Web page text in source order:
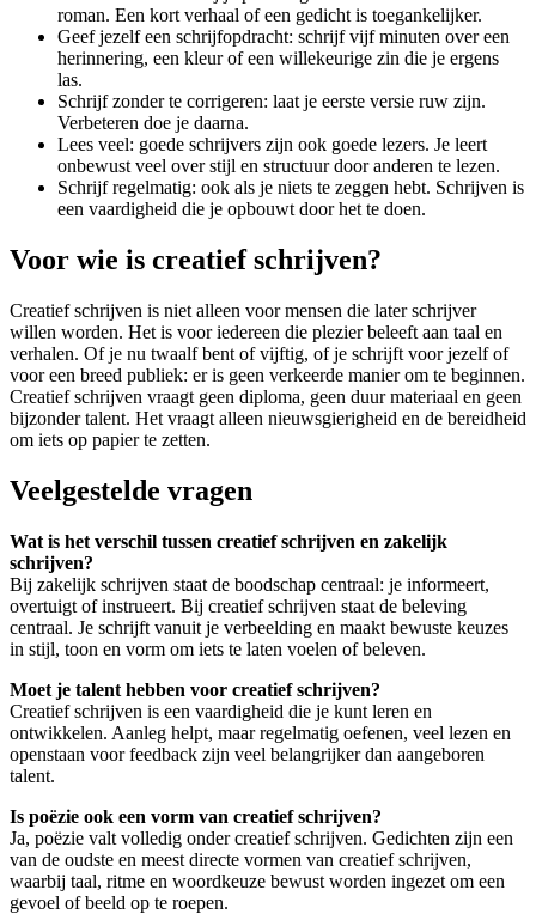
roman. Een kort verhaal of een gedicht is toegankelijker.
Geef jezelf een schrijfopdracht: schrijf vijf minuten over een
herinnering, een kleur of een willekeurige zin die je ergens
las.
Schrijf zonder te corrigeren: laat je eerste versie ruw zijn.
Verbeteren doe je daarna.
Lees veel: goede schrijvers zijn ook goede lezers. Je leert
onbewust veel over stijl en structuur door anderen te lezen.
Schrijf regelmatig: ook als je niets te zeggen hebt. Schrijven is
een vaardigheid die je opbouwt door het te doen.
Voor wie is creatief schrijven?
Creatief schrijven is niet alleen voor mensen die later schrijver
willen worden. Het is voor iedereen die plezier beleeft aan taal en
verhalen. Of je nu twaalf bent of vijftig, of je schrijft voor jezelf of
voor een breed publiek: er is geen verkeerde manier om te beginnen.
Creatief schrijven vraagt geen diploma, geen duur materiaal en geen
bijzonder talent. Het vraagt alleen nieuwsgierigheid en de bereidheid
om iets op papier te zetten.
Veelgestelde vragen
Wat is het verschil tussen creatief schrijven en zakelijk
schrijven?
Bij zakelijk schrijven staat de boodschap centraal: je informeert,
overtuigt of instrueert. Bij creatief schrijven staat de beleving
centraal. Je schrijft vanuit je verbeelding en maakt bewuste keuzes
in stijl, toon en vorm om iets te laten voelen of beleven.
Moet je talent hebben voor creatief schrijven?
Creatief schrijven is een vaardigheid die je kunt leren en
ontwikkelen. Aanleg helpt, maar regelmatig oefenen, veel lezen en
openstaan voor feedback zijn veel belangrijker dan aangeboren
talent.
Is poëzie ook een vorm van creatief schrijven?
Ja, poëzie valt volledig onder creatief schrijven. Gedichten zijn een
van de oudste en meest directe vormen van creatief schrijven,
waarbij taal, ritme en woordkeuze bewust worden ingezet om een
gevoel of beeld op te roepen.